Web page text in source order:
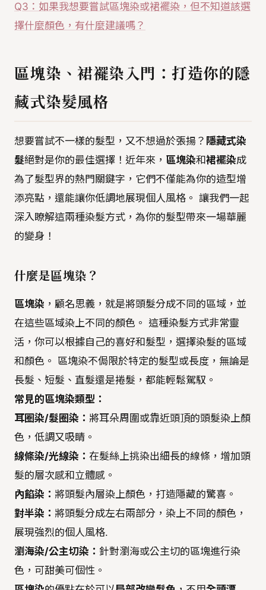
Q3：如果我想要嘗試區塊染或裙襬染，但不知道該選
擇什麼顏色，有什麼建議嗎？
區塊染、裙襬染入門：打造你的隱
藏式染髮風格
想要嘗試不一樣的髮型，又不想過於張揚？ 隱藏式染
髮絕對是你的最佳選擇！近年來， 區塊染和裙襬染成
為了髮型界的熱門關鍵字，它們不僅能為你的造型增
添亮點，還能讓你低調地展現個人風格。 讓我們一起
深入瞭解這兩種染髮方式，為你的髮型帶來一場華麗
的變身！
什麼是區塊染？
區塊染 ，顧名思義，就是將頭髮分成不同的區域，並
在這些區域染上不同的顏色。 這種染髮方式非常靈
活，你可以根據自己的喜好和髮型，選擇染髮的區域
和顏色。 區塊染不侷限於特定的髮型或長度，無論是
長髮、短髮、直髮還是捲髮，都能輕鬆駕馭。
常見的區塊染類型：
耳圈染/髮圈染： 將耳朵周圍或靠近頭頂的頭髮染上顏
色，低調又吸睛。
線條染/光線染： 在髮絲上挑染出細長的線條，增加頭
髮的層次感和立體感。
內餡染： 將頭髮內層染上顏色，打造隱藏的驚喜。
對半染： 將頭髮分成左右兩部分，染上不同的顏色，
展現強烈的個人風格.
瀏海染/公主切染： 針對瀏海或公主切的區塊進行染
色，可甜美可個性。